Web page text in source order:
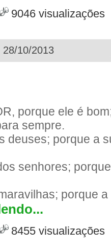
9046 visualizações
28/10/2013
porque ele é
sempre.
deuses; porque a
senhores;
porque
8455 visualizações